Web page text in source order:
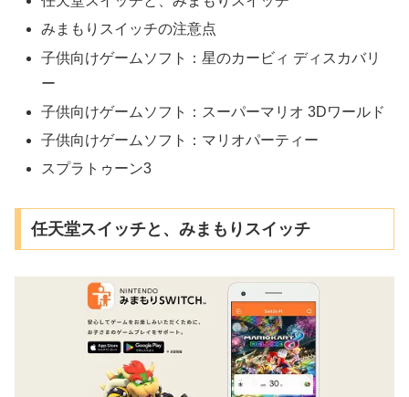
みまもりスイッチの注意点
子供向けゲームソフト：星のカービィ ディスカバリ
ー
子供向けゲームソフト：スーパーマリオ 3Dワールド
子供向けゲームソフト：マリオパーティー
スプラトゥーン3
任天堂スイッチと、みまもりスイッチ